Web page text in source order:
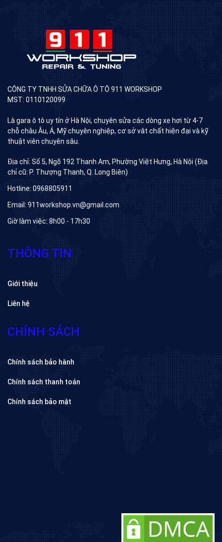
CÔNG TY TNHH SỬA CHỮA Ô TÔ 911 WORKSHOP
MST: 0110120099
Là gara ô tô uy tín ở Hà Nội, chuyên sửa các dòng xe hơi từ 4-7
chỗ châu Âu, Á, Mỹ chuyên nghiệp, cơ sở vât chất hiện đại và kỹ
thuật viên chuyên sâu.
Địa chỉ: Số 5, Ngõ 192 Thanh Am, Phường Việt Hưng, Hà Nội (Địa
chỉ cũ: P. Thượng Thanh, Q. Long Biên)
Hotline: 0968805911
Email: 911workshop.vn@gmail.com
Giờ làm việc: 8h00 - 17h30
THÔNG TIN
Giới thiệu
Liên hệ
CHÍNH SÁCH
Chính sách bảo hành
Chính sách thanh toán
Chính sách bảo mật